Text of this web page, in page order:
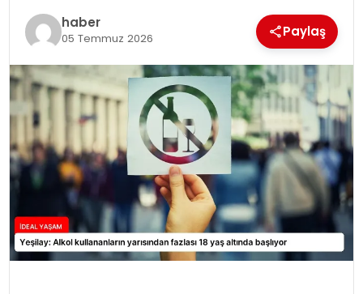
haber
05 Temmuz 2026 Paylaş